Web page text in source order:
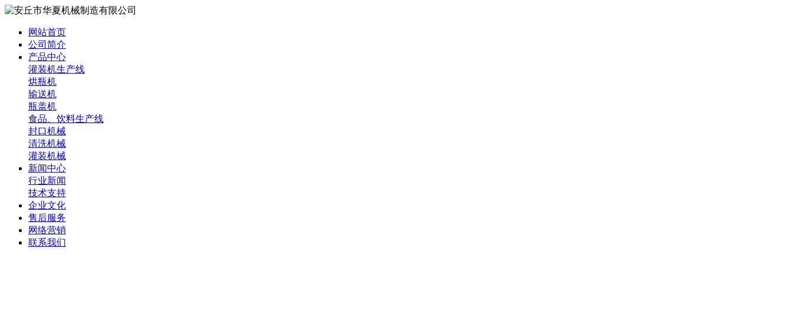
网站首页
公司简介
产品中心
灌装机生产线
烘瓶机
输送机
瓶盖机
食品、饮料生产线
封口机械
清洗机械
灌装机械
新闻中心
行业新闻
技术支持
企业文化
售后服务
网络营销
联系我们